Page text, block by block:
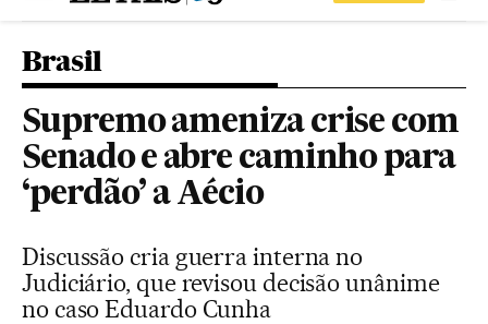
Brasil
Supremo ameniza crise com
Senado e abre caminho para
‘perdão’ a Aécio
Discussão cria guerra interna no
Judiciário, que revisou decisão unânime
no caso Eduardo Cunha